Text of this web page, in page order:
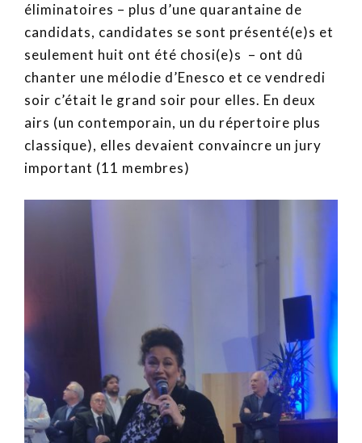
éliminatoires – plus d’une quarantaine de
candidats, candidates se sont présenté(e)s et
seulement huit ont été chosi(e)s – ont dû
chanter une mélodie d’Enesco et ce vendredi
soir c’était le grand soir pour elles. En deux
airs (un contemporain, un du répertoire plus
classique), elles devaient convaincre un jury
important (11 membres)